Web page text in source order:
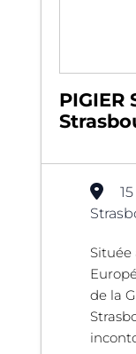
PIGIER
de la